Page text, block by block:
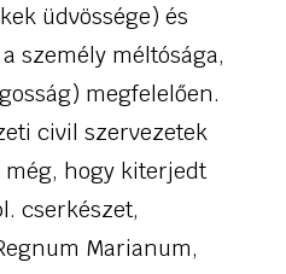
üdvössége) és
személy méltósága,
megfelelően.
civil szervezetek
hogy kiterjedt
cserkészet,
Marianum,